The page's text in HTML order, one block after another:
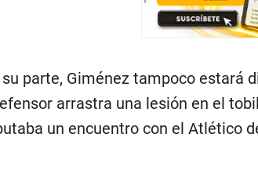
parte, Giménez tampoco estará
arrastra una lesión en el
un encuentro con el Atlético